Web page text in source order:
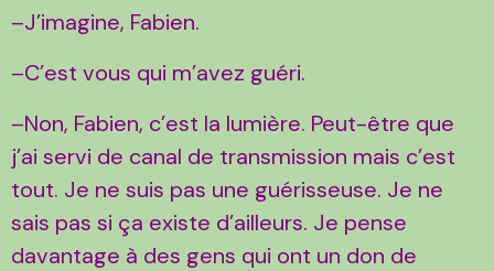
–J’imagine, Fabien.
–C’est vous qui m’avez guéri.
–Non, Fabien, c’est la lumière. Peut-être que
j’ai servi de canal de transmission mais c’est
tout. Je ne suis pas une guérisseuse. Je ne
sais pas si ça existe d’ailleurs. Je pense
davantage à des gens qui ont un don de